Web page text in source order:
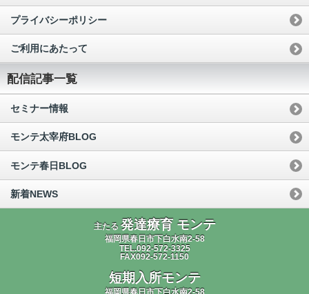
プライバシーポリシー
ご利用にあたって
配信記事一覧
セミナー情報
モンテ太宰府BLOG
モンテ春日BLOG
新着NEWS
主たる 発達療育 モンテ
福岡県春日市下白水南2-58
TEL.092-572-3325
FAX092-572-1150
短期入所モンテ
福岡県春日市下白水南2-58